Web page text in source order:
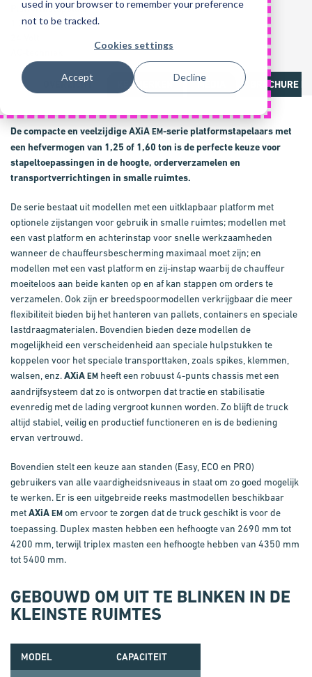
used in your browser to remember your preference
not to be tracked.
Cookies settings
Accept Decline
Platformstapelaar
1,25-1,60 ton
OVERZICHT KENMERKEN MEDIA BROCHURE
GEBOUWD OM UIT TE BLINKEN IN DE
KLEINSTE RUIMTES
De compacte en veelzijdigeAXiA EM-serie platformstapelaars met
een hefvermogen van 1,25 of 1,60 ton is de perfecte keuze voor
stapeltoepassingen in de hoogte, orderverzamelen en
transportverrichtingen in smalle ruimtes.
De serie bestaat uit modellen met een uitklapbaar platform met
optionele zijstangen voor gebruik in smalle ruimtes; modellen met
een vast platform en achterinstap voor snelle werkzaamheden
wanneer de chauffeursbescherming maximaal moet zijn; en
modellen met een vast platform en zij-instap waarbij de chauffeur
moeiteloos aan beide kanten op en af kan stappen om orders te
verzamelen. Ook zijn er breedspoormodellen verkrijgbaar die meer
flexibiliteit bieden bij het hanteren van pallets, containers en speciale
lastdraagmaterialen. Bovendien bieden deze modellen de
mogelijkheid een verscheidenheid aan speciale hulpstukken te
koppelen voor het speciale transporttaken, zoals spikes, klemmen,
walsen, enz.AXiA EM heeft een robuust 4-punts chassis met een
aandrijfsysteem dat zo is ontworpen dat tractie en stabilisatie
evenredig met de lading vergroot kunnen worden. Zo blijft de truck
altijd stabiel, veilig en productief functioneren en is de bediening
ervan vertrouwd.
Bovendien stelt een keuze aan standen (Easy, ECO en PRO)
gebruikers van alle vaardigheidsniveaus in staat om zo goed mogelijk
te werken. Er is een uitgebreide reeks mastmodellen beschikbaar
metAXiA EM om ervoor te zorgen dat de truck geschikt is voor de
toepassing. Duplex masten hebben een hefhoogte van 2690 mm tot
4200 mm, terwijl triplex masten een hefhoogte hebben van 4350 mm
tot 5400 mm.
MODEL CAPACITEIT